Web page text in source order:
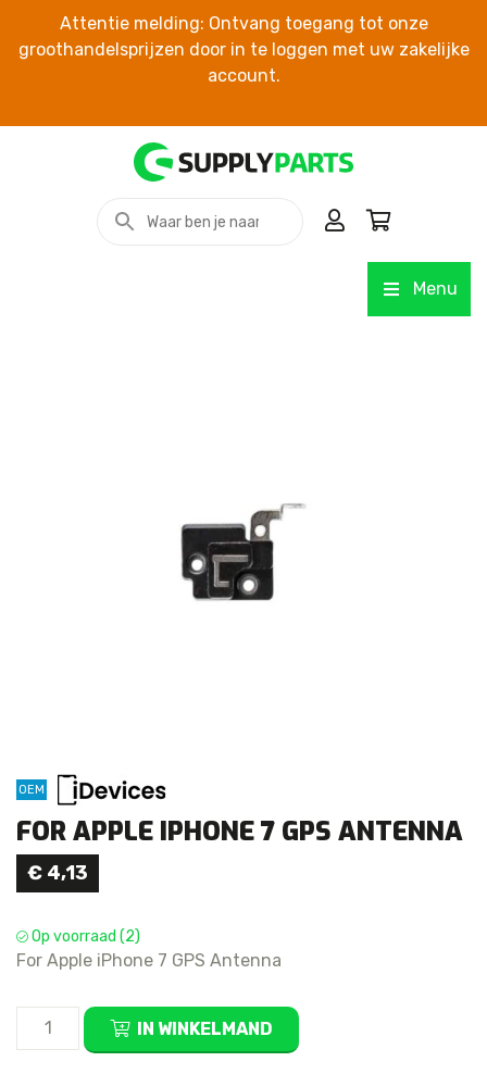
Attentie melding: Ontvang toegang tot onze
groothandelsprijzen door in te loggen met uw zakelijke
account.
Menu
OEM
FOR APPLE IPHONE 7 GPS ANTENNA
€ 4,13
Op voorraad (2)
For Apple iPhone 7 GPS Antenna
IN WINKELMAND